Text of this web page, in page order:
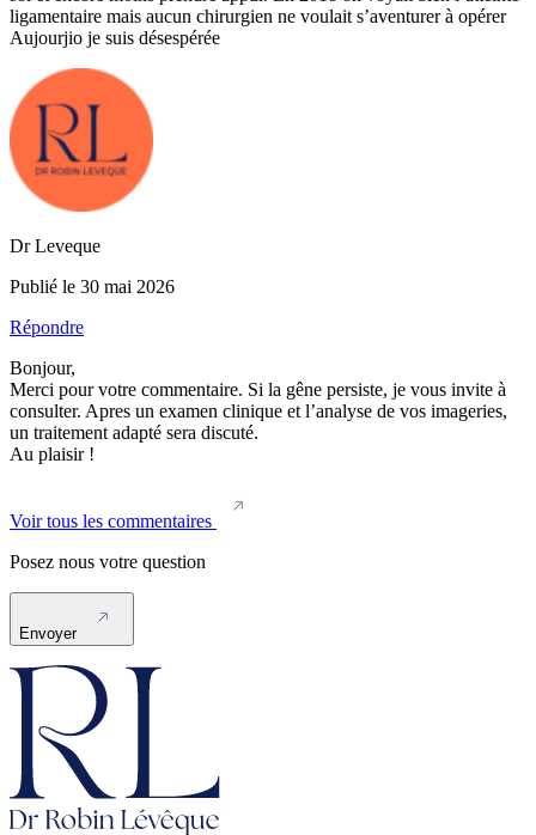
ligamentaire mais aucun chirurgien ne voulait s’aventurer à opérer
Aujourjio je suis désespérée
Dr Leveque
Publié le 30 mai 2026
Répondre
Bonjour,
Merci pour votre commentaire. Si la gêne persiste, je vous invite à
consulter. Apres un examen clinique et l’analyse de vos imageries,
un traitement adapté sera discuté.
Au plaisir !
Voir tous les commentaires
Posez nous votre question
Envoyer